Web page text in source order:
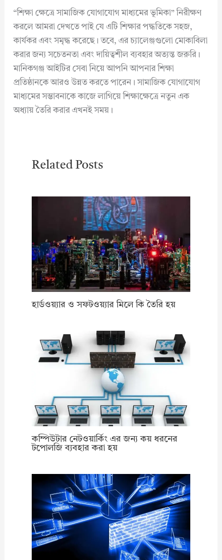
“শিক্ষা ক্ষেত্রে সামাজিক যোগাযোগ মাধ্যমের ভূমিকা” নিরীক্ষণ
করলে আমরা দেখতে পাই যে এটি শিক্ষার পদ্ধতিকে সহজ,
কার্যকর এবং সমৃদ্ধ করেছে। তবে, এর চ্যালেঞ্জগুলো মোকাবিলা
করার জন্য সচেতনতা এবং দায়িত্বশীল ব্যবহার অত্যন্ত জরুরি।
মানিকগঞ্জ আইটির সেবা নিয়ে আপনি আপনার শিক্ষা
প্রতিষ্ঠানকে আরও উন্নত করতে পারেন। সামাজিক যোগাযোগ
মাধ্যমের সম্ভাবনাকে কাজে লাগিয়ে শিক্ষাক্ষেত্রে নতুন এক
অধ্যায় তৈরি করার এখনই সময়।
Related Posts
হার্ডওয়্যার ও সফটওয়্যার মিলে কি তৈরি হয়
কম্পিউটার নেটওয়ার্কিং এর জন্য কয় ধরনের
টপোলজি ব্যবহার করা হয়